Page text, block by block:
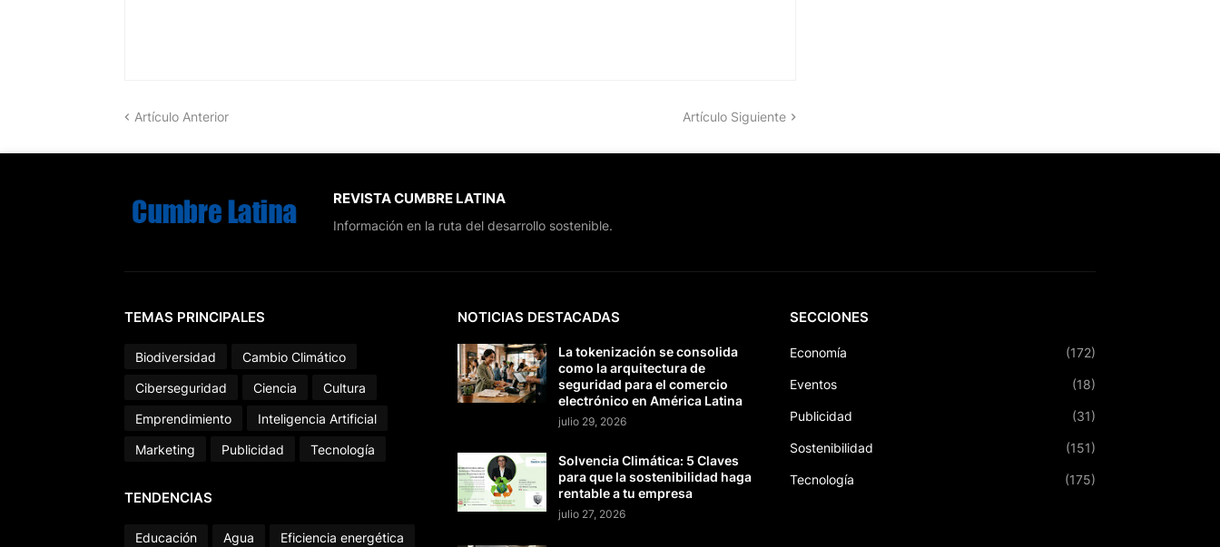
Artículo Anterior Artículo Siguiente
REVISTA CUMBRE LATINA
Información en la ruta del desarrollo sostenible.
TEMAS PRINCIPALES
Biodiversidad
Cambio Climático
Ciberseguridad
Ciencia
Cultura
Emprendimiento
Inteligencia Artificial
Marketing
Publicidad Tecnología
TENDENCIAS
Educación Agua Eficiencia energética
NOTICIAS DESTACADAS
La tokenización se consolida
como la arquitectura de
seguridad para el comercio
electrónico en América Latina
julio 29, 2026
Solvencia Climática: 5 Claves
para que la sostenibilidad haga
rentable a tu empresa
julio 27, 2026
SECCIONES
Economía (172)
Eventos (18)
Publicidad (31)
Sostenibilidad (151)
Tecnología (175)